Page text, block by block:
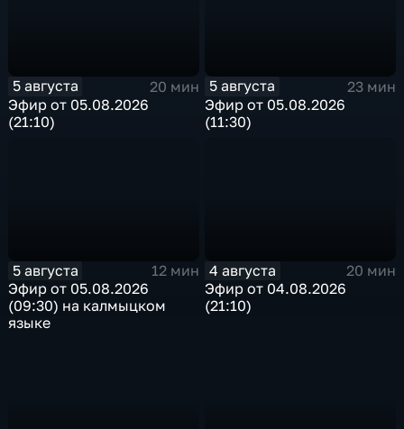
5 августа
20 мин
Эфир от 05.08.2026
(21:10)
5 августа
23 мин
Эфир от 05.08.2026
(11:30)
5 августа
12 мин
Эфир от 05.08.2026
(09:30) на калмыцком
языке
4 августа
20 мин
Эфир от 04.08.2026
(21:10)